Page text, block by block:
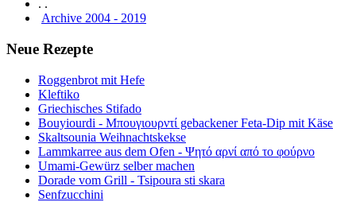
. .
Archive 2004 - 2019
Neue Rezepte
Roggenbrot mit Hefe
Kleftiko
Griechisches Stifado
Bouyiourdi - Μπουγιουρντί gebackener Feta-Dip mit Käse
Skaltsounia Weihnachtskekse
Lammkarree aus dem Ofen - Ψητό αρνί από το φούρνο
Umami-Gewürz selber machen
Dorade vom Grill - Tsipoura sti skara
Senfzucchini